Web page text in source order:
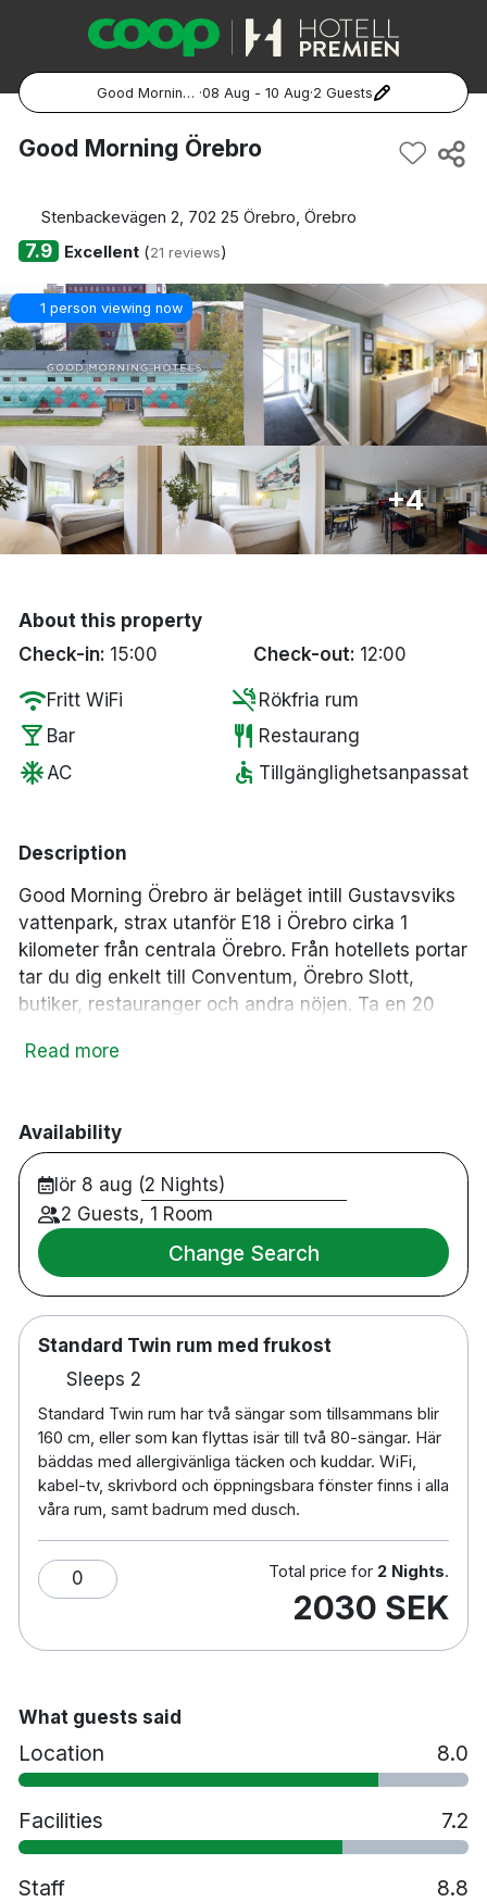
Good Morning Örebro ·08 Aug - 10 Aug·2 Guests
Popular Destinations:
Göteborg
Malmö
Hela Norge
Bergen
Good Morning Örebro
Stenbackevägen 2, 702 25 Örebro, Örebro
7.9 Excellent(21 reviews)
1 person viewing now
+4
About this property
Check-in: 15:00 Check-out: 12:00
wifiFritt WiFi smoke_free Rökfria rum
local_bar Bar restaurant Restaurang
ac_unit AC accessible Tillgänglighetsanpassat
Description
Good Morning Örebro är beläget intill Gustavsviks
vattenpark, strax utanför E18 i Örebro cirka 1
kilometer från centrala Örebro. Från hotellets portar
tar du dig enkelt till Conventum, Örebro Slott,
butiker, restauranger och andra nöjen. Ta en 20
på Örebros mest populära sevärdhet, Svampen
historiska Örebro kan du krypa ner i sängen där
hotellet bäddat för en god natts sömn med sköna
täcken och mjuka kuddar.
Dubbelrum & familjerum
Badrum med dusch
Gratis WiFi
TV
Skrivbord
Hårtork på begäran
Strykjärn/strykbräda på begäran
Restaurang
Husdjur tillåts mot en avgift
Handikappsanpassade rum finns tillgängliga
Gratis parkering
Rökfritt
1 minuts promenad till Gustavsvik
20 minuters promenad till Conventum
25 minuters promenad till Örebro Slott
Read more
Availability
lör 8 aug (2 Nights)
2 Guests, 1 Room
Change Search
Standard Twin rum med frukost
Sleeps 2
Standard Twin rum har två sängar som tillsammans blir
160 cm, eller som kan flyttas isär till två 80-sängar. Här
bäddas med allergivänliga täcken och kuddar. WiFi,
kabel-tv, skrivbord och öppningsbara fönster finns i alla
våra rum, samt badrum med dusch.
0 Total price for 2 Nights.
2030 SEK
What guests said
Location 8.0
Facilities 7.2
Staff 8.8